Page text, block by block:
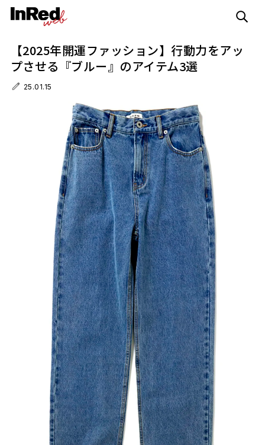
【2025年開運ファッション】行動力をアッ
プさせる『ブルー』のアイテム3選
25.01.15